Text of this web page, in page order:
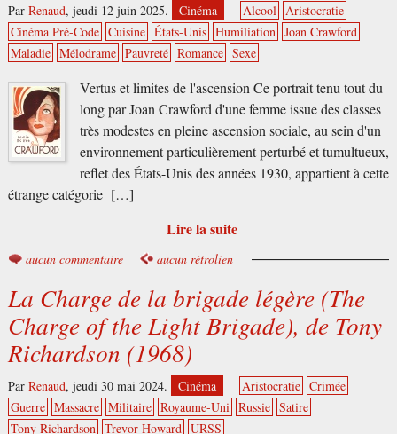
Par Renaud, jeudi 12 juin 2025. Cinéma Alcool
Aristocratie
Cinéma Pré-Code Cuisine États-Unis Humiliation Joan Crawford
Maladie Mélodrame Pauvreté Romance Sexe
Vertus et limites de l'ascension Ce portrait tenu tout du
long par Joan Crawford d'une femme issue des classes
très modestes en pleine ascension sociale, au sein d'un
environnement particulièrement perturbé et tumultueux,
reflet des États-Unis des années 1930, appartient à cette
étrange catégorie […]
Lire la suite
aucun commentaire aucun rétrolien
La Charge de la brigade légère (The
Charge of the Light Brigade), de Tony
Richardson (1968)
Par Renaud, jeudi 30 mai 2024. Cinéma Aristocratie Crimée
Guerre Massacre Militaire Royaume-Uni Russie Satire
Tony Richardson Trevor Howard URSS